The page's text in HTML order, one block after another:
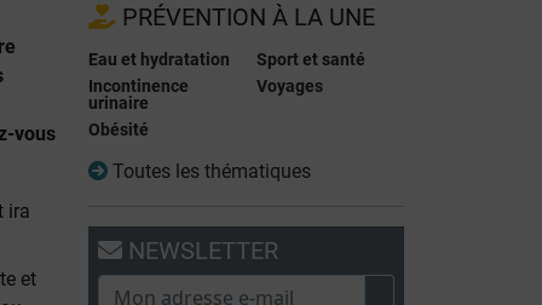
vous
ira
et
PRÉVENTION À LA UNE
Eau et hydratation
Incontinence
urinaire
Obésité
Sport et santé
Voyages
Toutes les thématiques
NEWSLETTER